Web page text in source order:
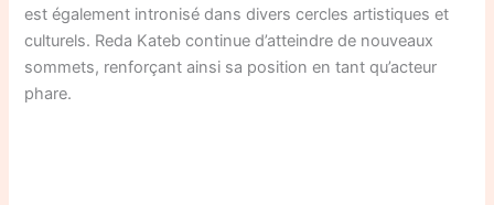
est également intronisé dans divers cercles artistiques et
culturels. Reda Kateb continue d’atteindre de nouveaux
sommets, renforçant ainsi sa position en tant qu’acteur
phare.